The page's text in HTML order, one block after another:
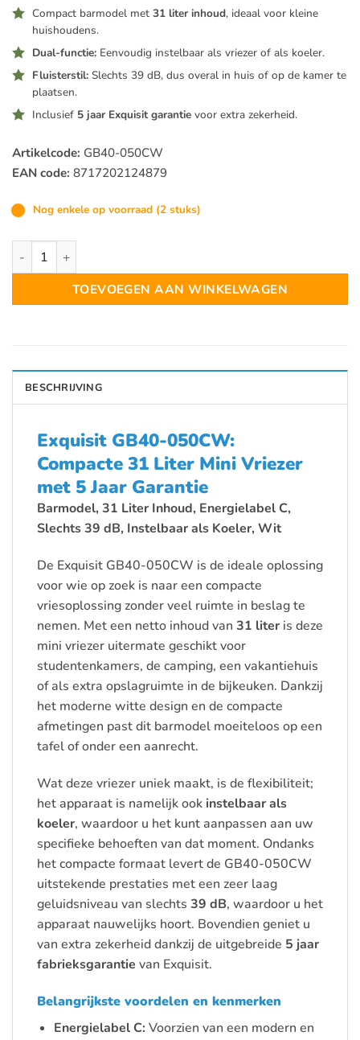
Compact barmodel met 31 liter inhoud, ideaal voor kleine
huishoudens.
Dual-functie: Eenvoudig instelbaar als vriezer of als koeler.
Fluisterstil: Slechts 39 dB, dus overal in huis of op de kamer te
plaatsen.
Inclusief 5 jaar Exquisit garantie voor extra zekerheid.
Artikelcode: GB40-050CW
EAN code: 8717202124879
Nog enkele op voorraad (2 stuks)
Exquisit GB40-050CW Vriezer Tafelmodel 31 Liter van Andel
TOEVOEGEN AAN WINKELWAGEN
BESCHRIJVING
Exquisit GB40-050CW:
Compacte 31 Liter Mini Vriezer
met 5 Jaar Garantie
Barmodel, 31 Liter Inhoud, Energielabel C,
Slechts 39 dB, Instelbaar als Koeler, Wit
De Exquisit GB40-050CW is de ideale oplossing
voor wie op zoek is naar een compacte
vriesoplossing zonder veel ruimte in beslag te
nemen. Met een netto inhoud van 31 liter is deze
mini vriezer uitermate geschikt voor
studentenkamers, de camping, een vakantiehuis
of als extra opslagruimte in de bijkeuken. Dankzij
het moderne witte design en de compacte
afmetingen past dit barmodel moeiteloos op een
tafel of onder een aanrecht.
Wat deze vriezer uniek maakt, is de flexibiliteit;
het apparaat is namelijk ook instelbaar als
koeler, waardoor u het kunt aanpassen aan uw
specifieke behoeften van dat moment. Ondanks
het compacte formaat levert de GB40-050CW
uitstekende prestaties met een zeer laag
geluidsniveau van slechts 39 dB, waardoor u het
apparaat nauwelijks hoort. Bovendien geniet u
van extra zekerheid dankzij de uitgebreide 5 jaar
fabrieksgarantie van Exquisit.
Belangrijkste voordelen en kenmerken
Energielabel C: Voorzien van een modern en